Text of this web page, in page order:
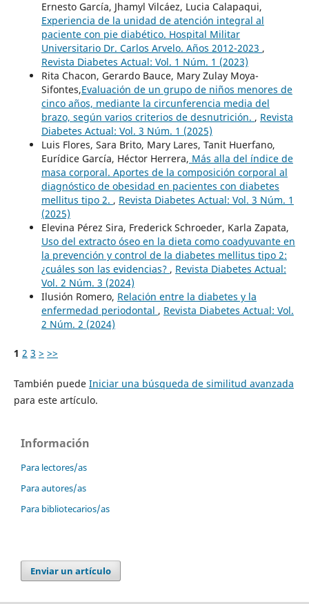
Ernesto García, Jhamyl Vilcáez, Lucia Calapaqui,
Experiencia de la unidad de atención integral al
paciente con pie diabético. Hospital Militar
Universitario Dr. Carlos Arvelo. Años 2012-2023 ,
Revista Diabetes Actual: Vol. 1 Núm. 1 (2023)
Rita Chacon, Gerardo Bauce, Mary Zulay Moya-
Sifontes,​Evaluación de un grupo de niños menores de
cinco años, mediante la circunferencia media del
brazo, según varios criterios de desnutrición. , Revista
Diabetes Actual: Vol. 3 Núm. 1 (2025)
Luis Flores, Sara Brito, Mary Lares, Tanit Huerfano,
Eurídice García, Héctor Herrera, ​ ​Más alla del índice de
masa corporal. Aportes de la composición corporal al
diagnóstico de obesidad en pacientes con diabetes
mellitus tipo 2. , Revista Diabetes Actual: Vol. 3 Núm. 1
(2025)
Elevina Pérez Sira, Frederick Schroeder, Karla Zapata,
Uso del extracto óseo en la dieta como coadyuvante en
la prevención y control de la diabetes mellitus tipo 2:
¿cuáles son las evidencias? , Revista Diabetes Actual:
Vol. 2 Núm. 3 (2024)
Ilusión Romero, Relación entre la diabetes y la
enfermedad periodontal , Revista Diabetes Actual: Vol.
2 Núm. 2 (2024)
1 2 3 > >>
También puede Iniciar una búsqueda de similitud avanzada
para este artículo.
Información
Para lectores/as
Para autores/as
Para bibliotecarios/as
Enviar un artículo